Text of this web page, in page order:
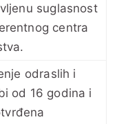
suglasnost
centra
odraslih i
od 16 godina i